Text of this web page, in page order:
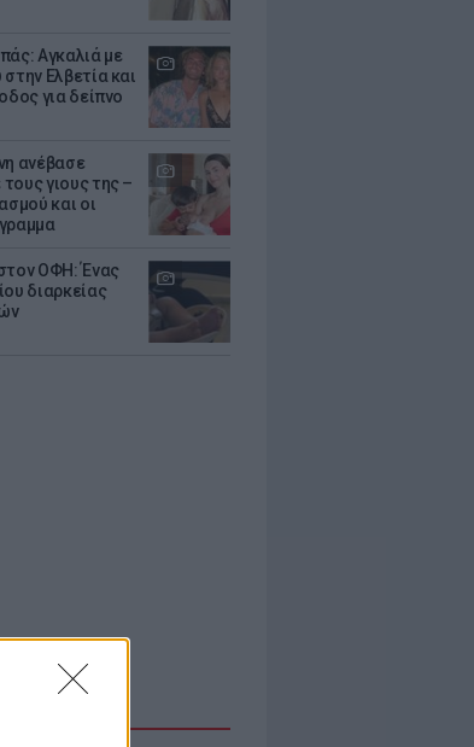
Αγκαλιά με
Ελβετία και
για δείπνο
ανέβασε
γιους της –
και οι
ΟΦΗ: Ένας
διαρκείας